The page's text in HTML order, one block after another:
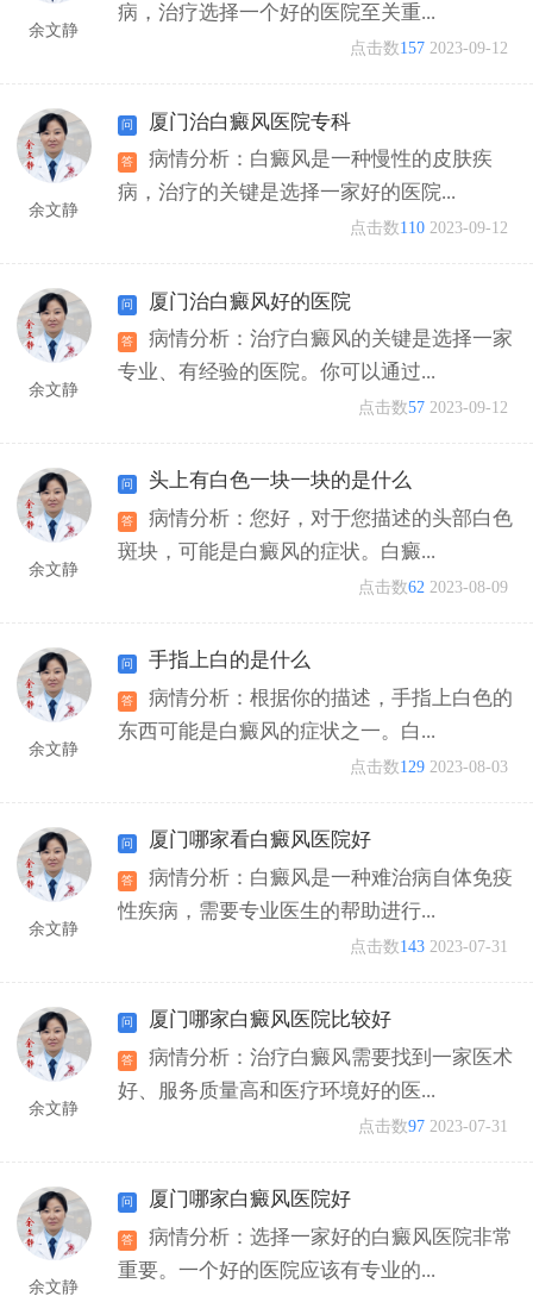
余文静
病，治疗选择一个好的医院至关重...
点击数157 2023-09-12
余文静
厦门治白癜风医院专科
病情分析：白癜风是一种慢性的皮肤疾
病，治疗的关键是选择一家好的医院...
点击数110 2023-09-12
余文静
厦门治白癜风好的医院
病情分析：治疗白癜风的关键是选择一家
专业、有经验的医院。你可以通过...
点击数57 2023-09-12
余文静
头上有白色一块一块的是什么
病情分析：您好，对于您描述的头部白色
斑块，可能是白癜风的症状。白癜...
点击数62 2023-08-09
余文静
手指上白的是什么
病情分析：根据你的描述，手指上白色的
东西可能是白癜风的症状之一。白...
点击数129 2023-08-03
余文静
厦门哪家看白癜风医院好
病情分析：白癜风是一种难治病自体免疫
性疾病，需要专业医生的帮助进行...
点击数143 2023-07-31
余文静
厦门哪家白癜风医院比较好
病情分析：治疗白癜风需要找到一家医术
好、服务质量高和医疗环境好的医...
点击数97 2023-07-31
余文静
厦门哪家白癜风医院好
病情分析：选择一家好的白癜风医院非常
重要。一个好的医院应该有专业的...